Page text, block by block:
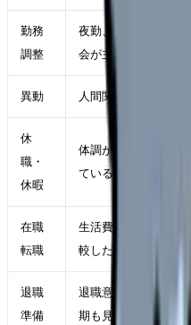
勤務
調整
夜勤、残業、受け持
会が主因
異動 人間関係や診療科相
休
職・
休暇
体調が落ち、判断力
ている
在職
転職
生活費を守りながら
較したい
退職
準備
退職意思が固く、引
期も見えている